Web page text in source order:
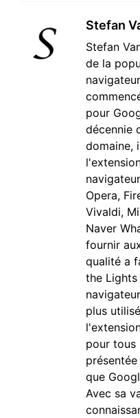
Stefan
Stefan
de la
pour
décennie
domaine,
Opera,
Vivaldi,
Naver
fournir
qualité a
the Lights
plus
pour tous
que
Avec sa